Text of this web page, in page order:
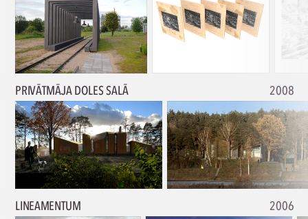
PRIVĀTMĀJA DOLES SALĀ 2008
LINEAMENTUM 2006